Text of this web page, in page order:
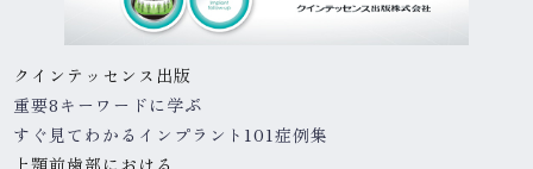
クインテッセンス出版
重要8キーワードに学ぶ
すぐ見てわかるインプラント 101症例集
上顎前歯部における